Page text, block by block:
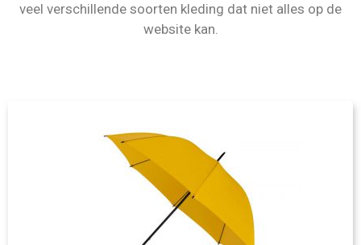
veel verschillende soorten kleding dat niet alles op de
website kan.